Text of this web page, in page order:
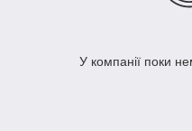
У компанії поки